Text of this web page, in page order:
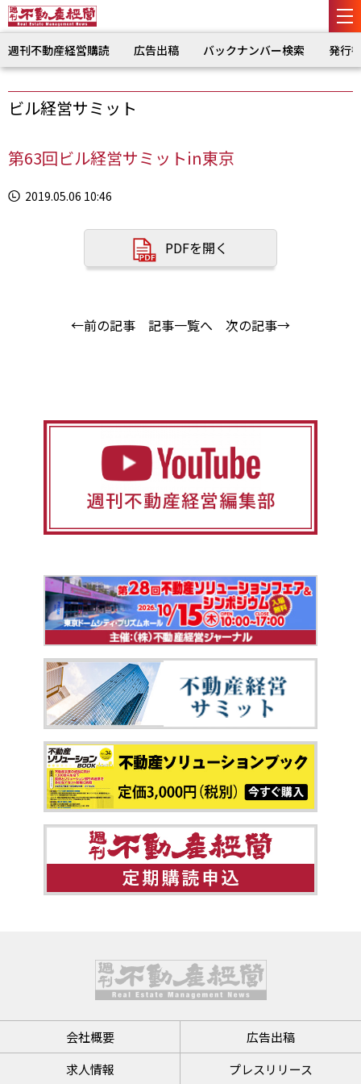
週刊不動産経営購読 広告出稿 バックナンバー検索 発行
ビル経営サミット
第63回ビル経営サミットin東京
2019.05.06 10:46
PDFを開く
←前の記事 記事一覧へ 次の記事→
会社概要
広告出稿
求人情報
プレスリリース